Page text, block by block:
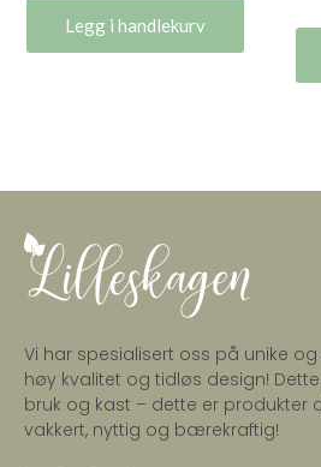
Legg i handlekurv
Vi har spesialisert oss på unike
høy kvalitet og tidløs design!
bruk og kast – dette er produkter
vakkert, nyttig og bærekraftig!